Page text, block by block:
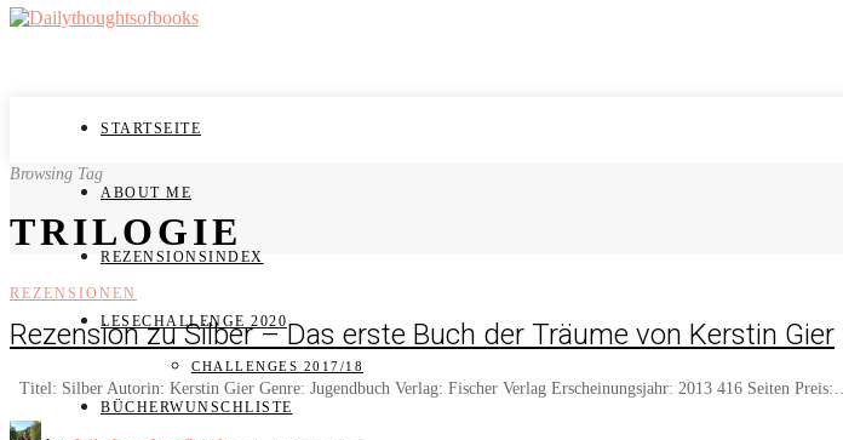
STARTSEITE
ABOUT ME
REZENSIONSINDEX
LESECHALLENGE 2020
CHALLENGES 2017/18
BÜCHERWUNSCHLISTE
Browsing Tag
TRILOGIE
REZENSIONEN
Rezension zu Silber – Das erste Buch der Träume von Kerstin Gier
Titel: Silber Autorin: Kerstin Gier Genre: Jugendbuch Verlag: Fischer Verlag Erscheinungsjahr: 2013 416 Seiten Preis:…